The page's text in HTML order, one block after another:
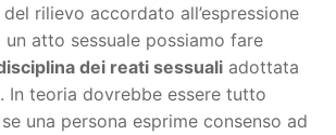
del rilievo accordato all’espressione
un atto sessuale possiamo fare
dei reati sessuali adottata
In teoria dovrebbe essere tutto
una persona esprime consenso ad